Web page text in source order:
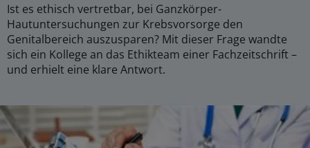
Ist es ethisch vertretbar, bei Ganzkörper-
Hautuntersuchungen zur Krebsvorsorge den
Genitalbereich auszusparen? Mit dieser Frage wandte
sich ein Kollege an das Ethikteam einer Fachzeitschrift –
und erhielt eine klare Antwort.